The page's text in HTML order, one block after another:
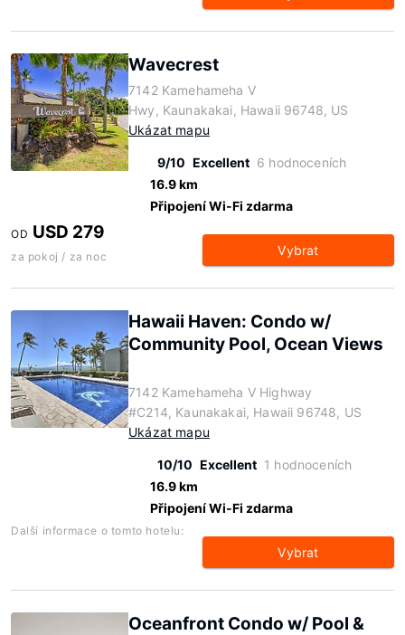
Wavecrest
7142 Kamehameha V
Hwy, Kaunakakai, Hawaii 96748, US
Ukázat mapu
9/10 Excellent 6 hodnoceních
16.9 km
Připojení Wi-Fi zdarma
OD USD 279
za pokoj / za noc Vybrat
Hawaii Haven: Condo w/
Community Pool, Ocean Views
7142 Kamehameha V Highway
#C214, Kaunakakai, Hawaii 96748, US
Ukázat mapu
10/10 Excellent 1 hodnoceních
16.9 km
Připojení Wi-Fi zdarma
Další informace o tomto hotelu:
Vybrat
Oceanfront Condo w/ Pool &